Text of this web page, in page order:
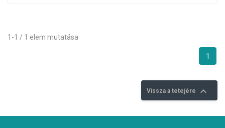
1-1 / 1 elem mutatása
1
Vissza a tetejére 